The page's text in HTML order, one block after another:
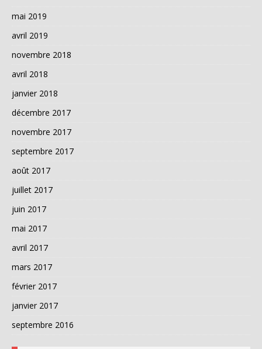
mai 2019
avril 2019
novembre 2018
avril 2018
janvier 2018
décembre 2017
novembre 2017
septembre 2017
août 2017
juillet 2017
juin 2017
mai 2017
avril 2017
mars 2017
février 2017
janvier 2017
septembre 2016